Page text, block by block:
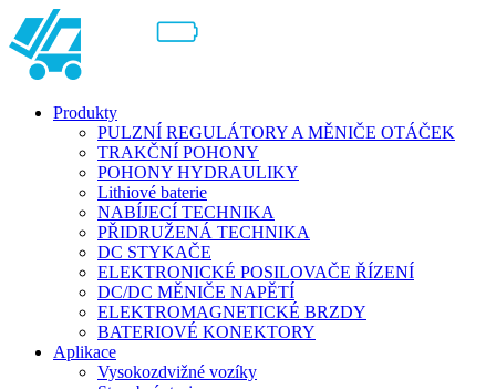
Produkty
PULZNÍ REGULÁTORY A MĚNIČE OTÁČEK
TRAKČNÍ POHONY
POHONY HYDRAULIKY
Lithiové baterie
NABÍJECÍ TECHNIKA
PŘIDRUŽENÁ TECHNIKA
DC STYKAČE
ELEKTRONICKÉ POSILOVAČE ŘÍZENÍ
DC/DC MĚNIČE NAPĚTÍ
ELEKTROMAGNETICKÉ BRZDY
BATERIOVÉ KONEKTORY
Aplikace
Vysokozdvižné vozíky